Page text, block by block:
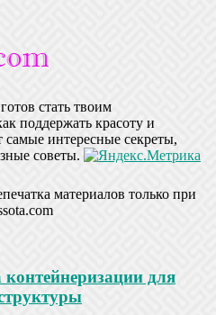
стать твоим
поддержать красоту и
самые интересные секреты,
советы.
материалов только при
для